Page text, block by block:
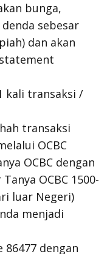
bunga,
sebesar
dan akan
kali transaksi /
transaksi
OCBC
OCBC dengan
OCBC 1500-
luar Negeri)
menjadi
86477 dengan